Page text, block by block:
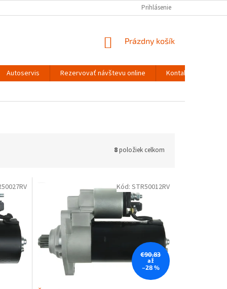
Prihlásenie
NÁKUPNÝ
Prázdny košík
Autoservis Rezervovať návštevu online
Kontakty
8položiek celkom
€90,83
až
–28 %
Kód: STR50012RV